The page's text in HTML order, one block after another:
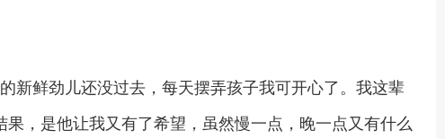
新鲜劲儿还没过去，每天摆弄孩子我可开心了。我这辈
，是他让我又有了希望，虽然慢一点，晚一点又有什么